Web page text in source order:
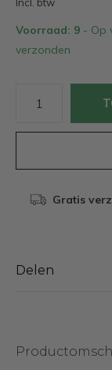
Voorraad: 9 - Op
verzonden
Gratis
Delen